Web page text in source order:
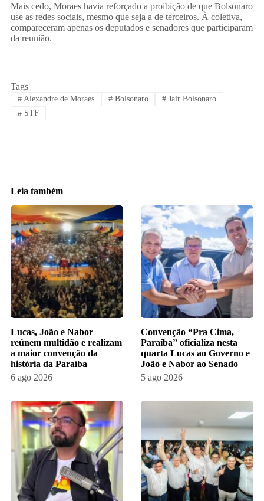
Mais cedo, Moraes havia reforçado a proibição de que Bolsonaro
use as redes sociais, mesmo que seja a de terceiros. À coletiva,
compareceram apenas os deputados e senadores que participaram
da reunião.
Tags
#Alexandre de Moraes #Bolsonaro # Jair Bolsonaro
#STF
Leia também
Lucas, João e Nabor
reúnem multidão e realizam
a maior convenção da
história da Paraíba
6 ago 2026
Convenção “Pra Cima,
Paraíba” oficializa nesta
quarta Lucas ao Governo e
João e Nabor ao Senado
5 ago 2026